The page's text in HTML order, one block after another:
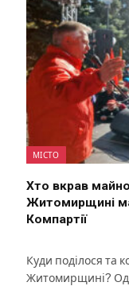
МІСТО
Хто вкрав
Житомирщині
Компартії
Куди поділося та
Житомирщині?